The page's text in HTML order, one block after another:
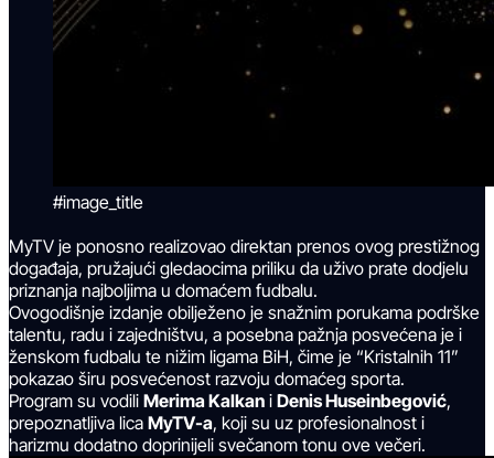
#image_title
MyTV je ponosno realizovao direktan prenos ovog prestižnog
događaja, pružajući gledaocima priliku da uživo prate dodjelu
priznanja najboljima u domaćem fudbalu.
Ovogodišnje izdanje obilježeno je snažnim porukama podrške
talentu, radu i zajedništvu, a posebna pažnja posvećena je i
ženskom fudbalu te nižim ligama BiH, čime je “Kristalnih 11”
pokazao širu posvećenost razvoju domaćeg sporta.
Program su vodili Merima Kalkan i Denis Huseinbegović,
prepoznatljiva lica MyTV-a, koji su uz profesionalnost i
harizmu dodatno doprinijeli svečanom tonu ove večeri.